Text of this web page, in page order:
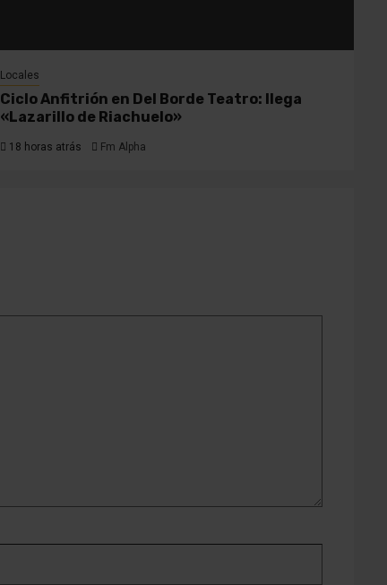
Locales
Ciclo Anfitrión en Del Borde Teatro: llega
«Lazarillo de Riachuelo»
18 horas atrás Fm Alpha